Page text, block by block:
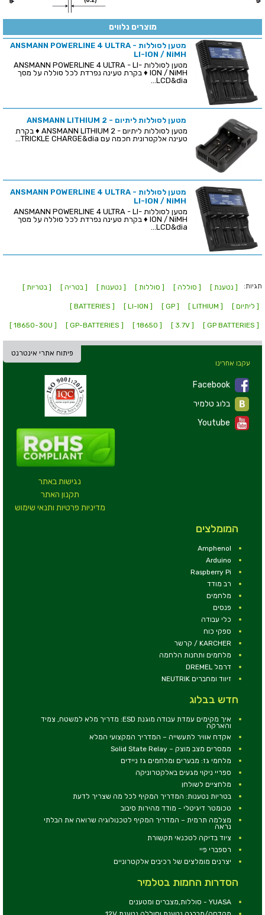
מוצרים נלווים
מטען לסוללות ANSMANN POWERLINE 4 ULTRA -
LI-ION / NiMH
מטען לסוללות ANSMANN POWERLINE 4 ULTRA - LI-
ION / NiMH ♦ בקרת טעינה נפרדת לכל סוללה על מסך
LCD&dia...
מטען לסוללות ליתיום - ANSMANN LITHIUM 2
מטען לסוללות ליתיום - ANSMANN LITHIUM 2 ♦ בקרת
טעינה אלקטרונית חכמה עם TRICKLE CHARGE&dia...
מטען לסוללות ANSMANN POWERLINE 4 ULTRA -
LI-ION / NiMH
מטען לסוללות ANSMANN POWERLINE 4 ULTRA - LI-
ION / NiMH ♦ בקרת טעינה נפרדת לכל סוללה על מסך
LCD&dia...
תגיות: [ נטענת ] [ סוללה ] [ סוללות ] [ נטענות ] [ בטריה ] [ בטריות ]
[ ליתיום ] [ LITHIUM ]
[ GP ]
[ LI-ION ]
[ BATTERIES ]
[ GP BATTERIES ]
[ 3.7V ]
[ 18650 ]
[ GP-BATTERIES ]
[ 18650-30U ]
פיתוח אתרי אינטרנט
נגישות באתר
תקנון האתר
מדיניות פרטיות ותנאי שימוש
עקבו אחרינו
Facebook
Youtube
המומלצים
Amphenol
Arduino
Raspberry Pi
רב מודד
מלחמים
פנסים
כלי עבודה
ספקי כוח
KARCHER / קרשר
מלחמים ותחנות הלחמה
דרמל DREMEL
זיווד ומחברים NEUTRIK
חדש בבלוג
איך מקימים עמדת עבודה מוגנת ESD: מדריך מלא למשטח, צמיד
והארקה
אקדח אוויר לתעשייה – המדריך המקצועי המלא
ממסרים מצב מוצק – Solid State Relay
מלחמי גז: מבערים ומלחמים גז ניידים
ספריי ניקוי מגעים באלקטרוניקה
מלחציים לשולחן
בטריות נטענות: המדריך המקיף לכל מה שצריך לדעת
טכומטר דיגיטלי - מודד מהירות סיבוב
מצלמה תרמית – המדריך המקיף לטכנולוגיה שרואה את הבלתי
נראה
ציוד בדיקה לטכנאי תקשורת
רספברי פיי
יצרנים מומלצים של רכיבים אלקטרוניים
הסדרות החמות בטלמיר
YUASA - סוללות,מצברים ומטענים